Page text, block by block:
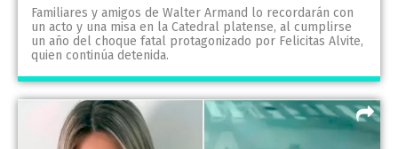
Familiares y amigos de Walter Armand lo recordarán con
un acto y una misa en la Catedral platense, al cumplirse
un año del choque fatal protagonizado por Felicitas Alvite,
quien continúa detenida.